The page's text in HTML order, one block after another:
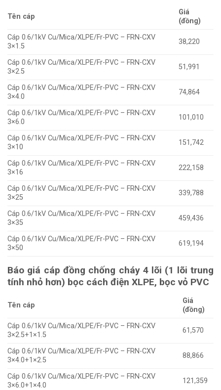
Tên cáp
Giá
(đồng)
Cáp 0.6/1kV Cu/Mica/XLPE/Fr-PVC – FRN-CXV
3×1.5
38,220
Cáp 0.6/1kV Cu/Mica/XLPE/Fr-PVC – FRN-CXV
3×2.5
51,991
Cáp 0.6/1kV Cu/Mica/XLPE/Fr-PVC – FRN-CXV
3×4.0
74,864
Cáp 0.6/1kV Cu/Mica/XLPE/Fr-PVC – FRN-CXV
3×6.0
101,010
Cáp 0.6/1kV Cu/Mica/XLPE/Fr-PVC – FRN-CXV
3×10
151,742
Cáp 0.6/1kV Cu/Mica/XLPE/Fr-PVC – FRN-CXV
3×16
222,158
Cáp 0.6/1kV Cu/Mica/XLPE/Fr-PVC – FRN-CXV
3×25
339,788
Cáp 0.6/1kV Cu/Mica/XLPE/Fr-PVC – FRN-CXV
3×35
459,436
Cáp 0.6/1kV Cu/Mica/XLPE/Fr-PVC – FRN-CXV
3×50
619,194
Báo giá cáp đồng chống cháy 4 lõi (1 lõi trung
tính nhỏ hơn) bọc cách điện XLPE, bọc vỏ PVC
Tên cáp
Giá
(đồng)
Cáp 0.6/1kV Cu/Mica/XLPE/Fr-PVC – FRN-CXV
3×2.5+1×1.5
61,570
Cáp 0.6/1kV Cu/Mica/XLPE/Fr-PVC – FRN-CXV
3×4.0+1×2.5
88,866
Cáp 0.6/1kV Cu/Mica/XLPE/Fr-PVC – FRN-CXV
3×6.0+1×4.0
121,359